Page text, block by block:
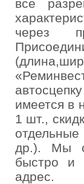
все
через
имеется в
1 шт.,
др.). Мы
быстро и
адрес.